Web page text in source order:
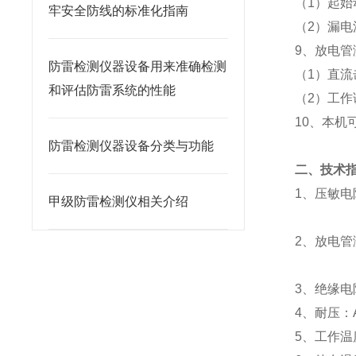
牢安全防线的标准化指南
防雷检测仪器设备用来准确检测
和评估防雷系统的性能
防雷检测仪器设备分类与功能
甲级防雷检测仪相关介绍
（ 1）起
（2）漏
9、放电
（1）直
（2）工
10、本机
二、技术
1、压敏
2、放电管
3、绝缘
4、耐压
5、工作